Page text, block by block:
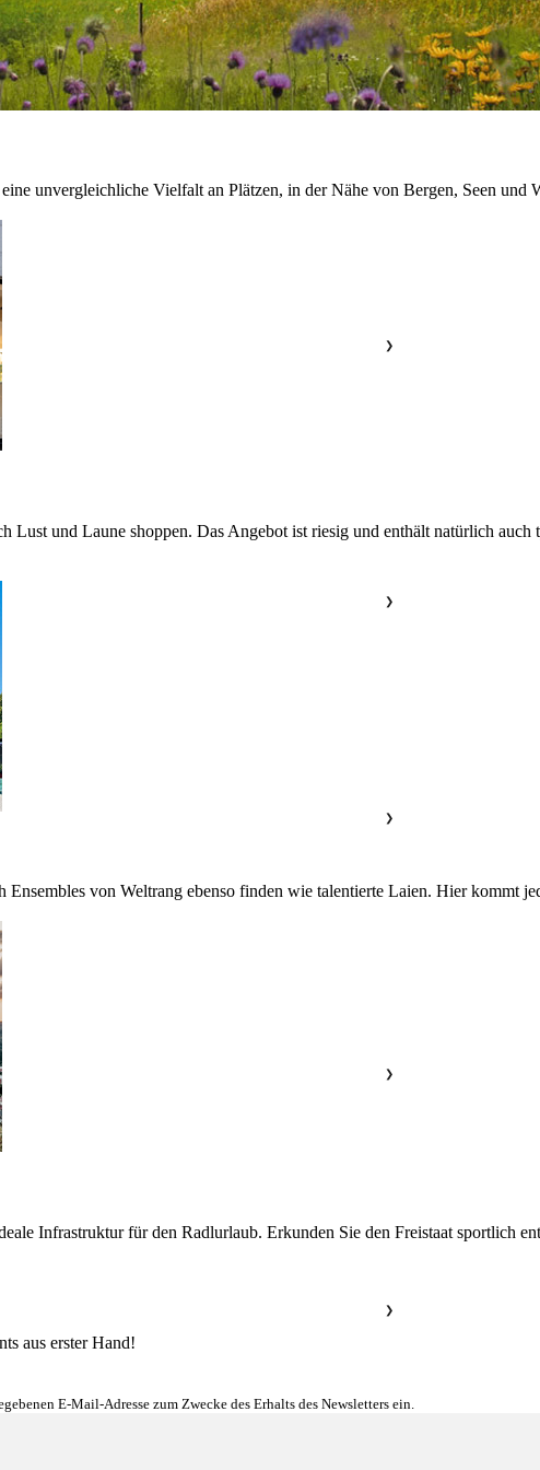
unvergleichliche Vielfalt an Plätzen, in der Nähe von Bergen, Seen und
und Laune shoppen. Das Angebot ist riesig und enthält natürlich
von Weltrang ebenso finden wie talentierte Laien. Hier kommt
Infrastruktur für den Radlurlaub. Erkunden Sie den Freistaat sportlich
aus erster Hand!
E-Mail-Adresse zum Zwecke des Erhalts des Newsletters ein.
❯
❯
❯
❯
❯